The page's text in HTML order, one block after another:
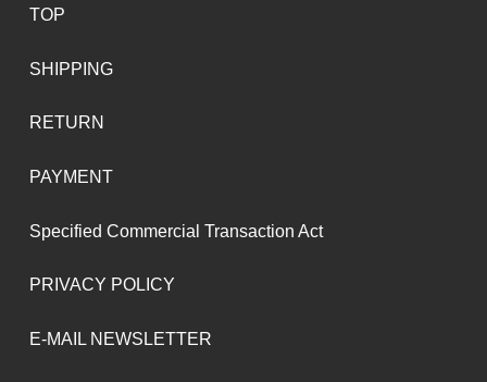
TOP
SHIPPING
RETURN
PAYMENT
Specified Commercial Transaction Act
PRIVACY POLICY
E-MAIL NEWSLETTER